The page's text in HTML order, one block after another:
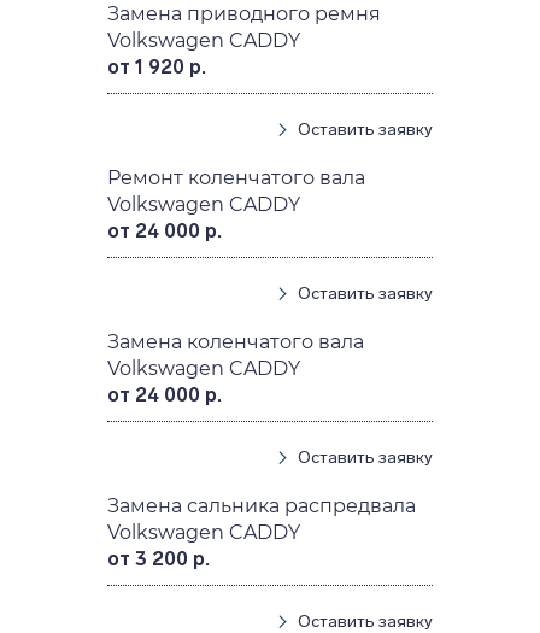
Замена приводного ремня
Volkswagen CADDY
от 1 920 р.
Оставить заявку
Ремонт коленчатого вала
Volkswagen CADDY
от 24 000 р.
Оставить заявку
Замена коленчатого вала
Volkswagen CADDY
от 24 000 р.
Оставить заявку
Замена сальника распредвала
Volkswagen CADDY
от 3 200 р.
Оставить заявку